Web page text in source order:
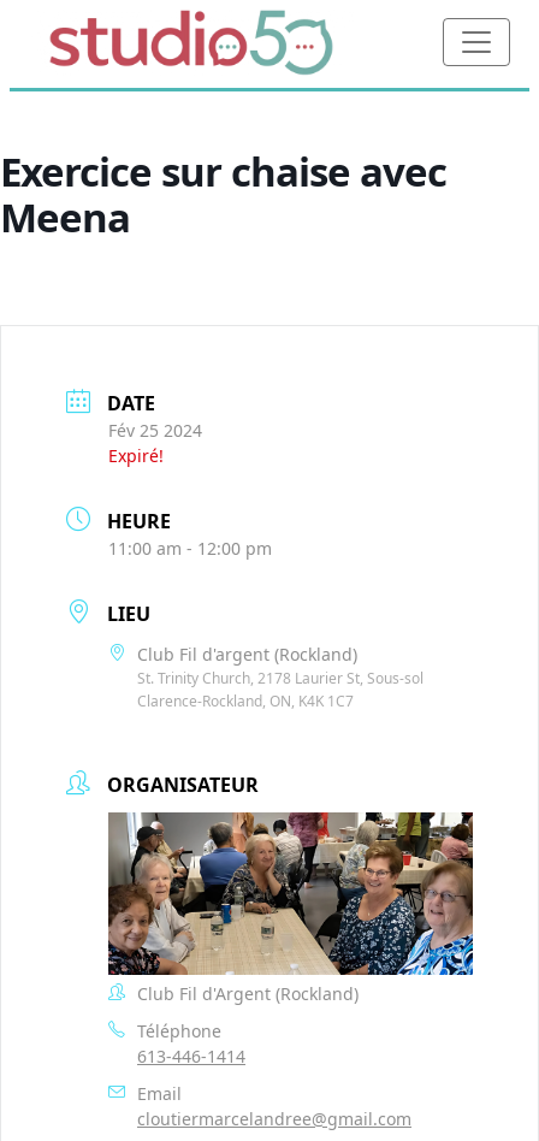
Exercice sur chaise avec
Meena
DATE
Fév 25 2024
Expiré!
HEURE
11:00 am - 12:00 pm
LIEU
Club Fil d'argent (Rockland)
St. Trinity Church, 2178 Laurier St, Sous-sol
Clarence-Rockland, ON, K4K 1C7
ORGANISATEUR
Club Fil d'Argent (Rockland)
Téléphone
613-446-1414
Email
cloutiermarcelandree@gmail.com